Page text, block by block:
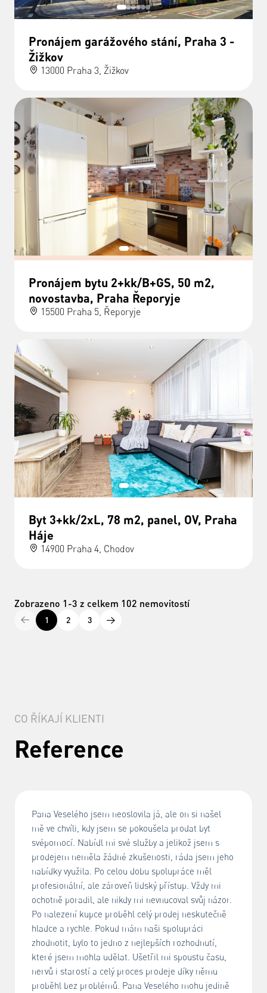
Pronájem garážového stání, Praha 3 -
Žižkov
13000 Praha 3, Žižkov
Pronájem bytu 2+kk/B+GS, 50 m2,
novostavba, Praha Řeporyje
15500 Praha 5, Řeporyje
Byt 3+kk/2xL, 78 m2, panel, OV, Praha
Háje
14900 Praha 4, Chodov
Zobrazeno 1-3 z celkem 102 nemovitostí
1 2 3
CO ŘÍKAJÍ KLIENTI
Reference
Pana Veselého jsem neoslovila já, ale on si našel
mě ve chvíli, kdy jsem se pokoušela prodat byt
svépomocí. Nabídl mi své služby a jelikož jsem s
prodejem neměla žádné zkušenosti, ráda jsem jeho
nabídky využila. Po celou dobu spolupráce měl
profesionální, ale zároveň lidský přístup. Vždy mi
ochotně poradil, ale nikdy mi nevnucoval svůj názor.
Po nalezení kupce proběhl celý prodej neskutečně
hladce a rychle. Pokud mám naši spolupráci
zhodnotit, bylo to jedno z nejlepších rozhodnutí,
které jsem mohla udělat. Ušetřil mi spoustu času,
nervů i starostí a celý proces prodeje díky němu
proběhl bez problémů. Pana Veselého mohu jedině